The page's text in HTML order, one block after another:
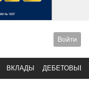
Войти
ВКЛАДЫ ДЕБЕТОВЫЕ